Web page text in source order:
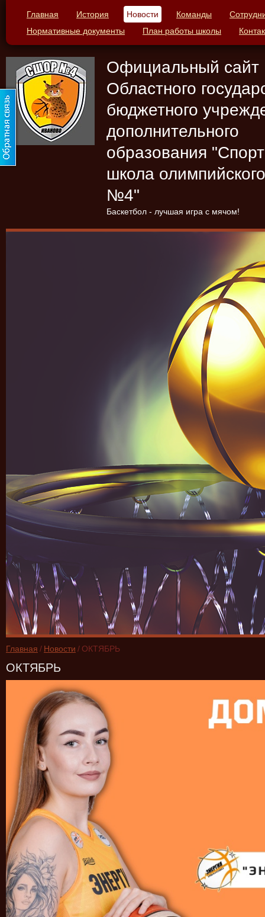
Главная История Новости Команды
Нормативные документы
План работы школы
Официальный сайт
Областного
бюджетного
дополнительного
образования
школа
№4"
Баскетбол - лучшая игра с мячом!
Главная / Новости /ОКТЯБРЬ
ОКТЯБРЬ